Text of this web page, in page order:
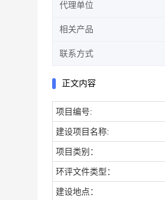
代理单位
相关产品
联系方式
正文内容
项目编号:
建设项目名称:
项目类别：
环评文件类型：
建设地点：